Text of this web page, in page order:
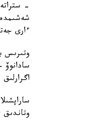
-
ءارى
وتىرىس
سادانوۆ
وتاندىق